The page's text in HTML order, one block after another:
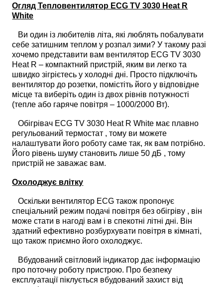
Огляд Тепловентилятор ECG TV 3030 Heat R
White
Ви один із любителів літа, які люблять побалувати
себе затишним теплом у розпал зими? У такому разі
хочемо представити вам вентилятор ECG TV 3030
Heat R – компактний пристрій, яким ви легко та
швидко зігрієтесь у холодні дні. Просто підключіть
вентилятор до розетки, помістіть його у відповідне
місце та виберіть один із двох рівнів потужності
(тепле або гаряче повітря – 1000/2000 Вт).
Обігрівач ECG TV 3030 Heat R White має плавно
регульований термостат , тому ви можете
налаштувати його роботу саме так, як вам потрібно.
Його рівень шуму становить лише 50 дБ , тому
пристрій не заважає вам.
Охолоджує влітку
Оскільки вентилятор ECG також пропонує
спеціальний режим подачі повітря без обігріву , він
може стати в нагоді вам і в спекотні літні дні. Він
здатний ефективно розбурхувати повітря в кімнаті,
що також приємно його охолоджує.
Вбудований світловий індикатор дає інформацію
про поточну роботу пристрою. Про безпеку
експлуатації піклується вбудований захист від